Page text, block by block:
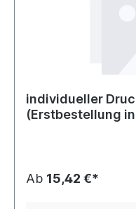
individueller
(Erstbestellung
Ab 15,42 €*